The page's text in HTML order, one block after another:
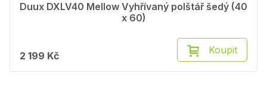
Duux DXLV40 Mellow Vyhřívaný polštář šedý (40
x 60)
2 199 Kč Koupit